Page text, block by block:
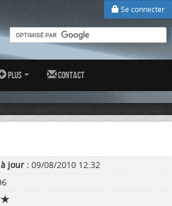
Se connecter
Plus Contact
jour : 09/08/2010 12:32